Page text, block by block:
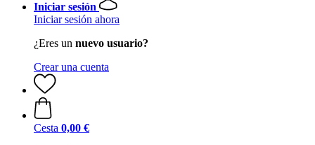
Iniciar sesión
Iniciar sesión ahora
¿Eres un nuevo usuario?
Crear una cuenta
Cesta 0,00 €